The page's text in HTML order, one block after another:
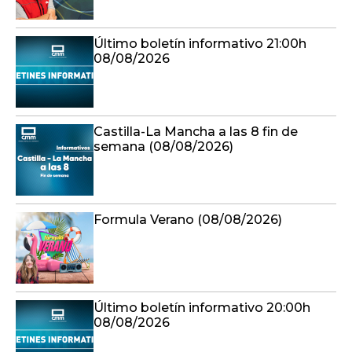
Último boletín informativo 21:00h
08/08/2026
Castilla-La Mancha a las 8 fin de
semana (08/08/2026)
Formula Verano (08/08/2026)
Último boletín informativo 20:00h
08/08/2026